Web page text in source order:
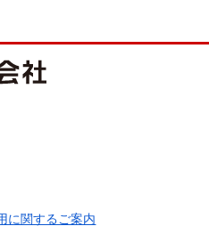
に関するご案内